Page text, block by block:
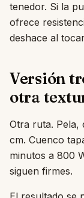
tenedor. Si la
ofrece
deshace al
Versión
otra
Otra ruta. Pela,
cm. Cuenco
minutos a 800
siguen firmes.